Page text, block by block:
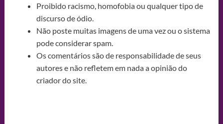
Proibido racismo, homofobia ou qualquer tipo de
discurso de ódio.
Não poste muitas imagens de uma vez ou o sistema
pode considerar spam.
Os comentários são de responsabilidade de seus
autores e não refletem em nada a opinião do
criador do site.